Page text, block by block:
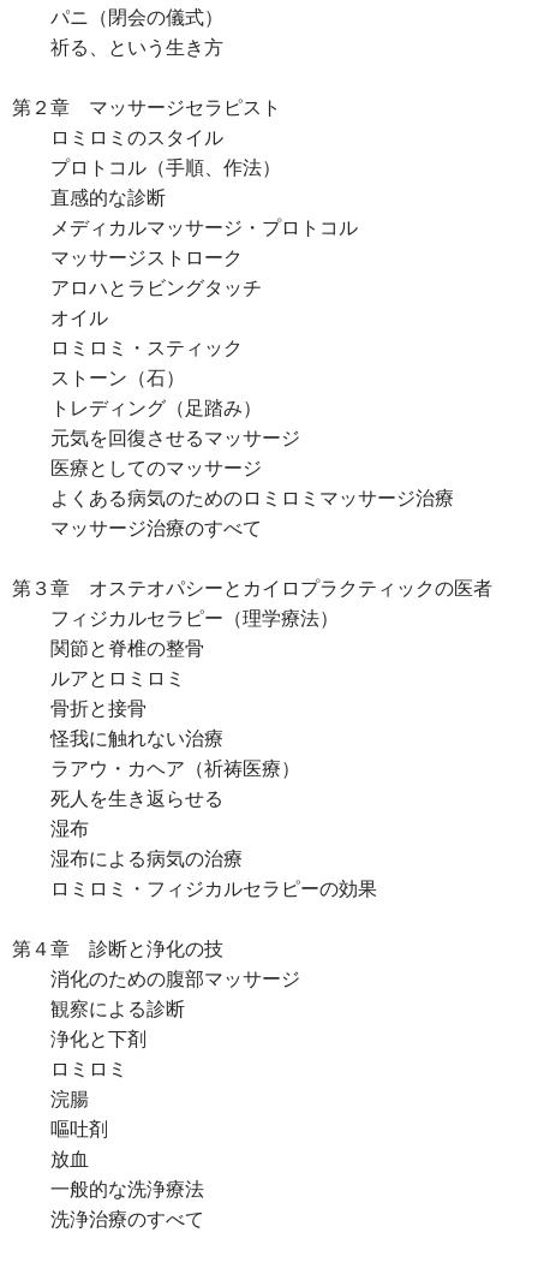
パニ（閉会の儀式）
祈る、という生き方
第２章 マッサージセラピスト
ロミロミのスタイル
プロトコル（手順、作法）
直感的な診断
メディカルマッサージ・プロトコル
マッサージストローク
アロハとラビングタッチ
オイル
ロミロミ・スティック
ストーン（石）
トレディング（足踏み）
元気を回復させるマッサージ
医療としてのマッサージ
よくある病気のためのロミロミマッサージ治療
マッサージ治療のすべて
第３章 オステオパシーとカイロプラクティックの医者
フィジカルセラピー（理学療法）
関節と脊椎の整骨
ルアとロミロミ
骨折と接骨
怪我に触れない治療
ラアウ・カヘア（祈祷医療）
死人を生き返らせる
湿布
湿布による病気の治療
ロミロミ・フィジカルセラピーの効果
第４章 診断と浄化の技
消化のための腹部マッサージ
観察による診断
浄化と下剤
ロミロミ
浣腸
嘔吐剤
放血
一般的な洗浄療法
洗浄治療のすべて